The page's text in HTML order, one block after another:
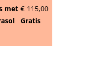
met € 115,00
Gratis